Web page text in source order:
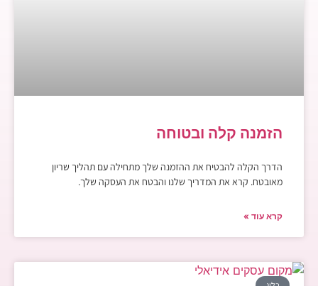
הזמנה קלה ובטוחה
הדרך הקלה להבטיח את ההזמנה שלך מתחילה עם תהליך שריון
מאובטח. קרא את המדריך שלנו והבטח את העסקה שלך.
קרא עוד »